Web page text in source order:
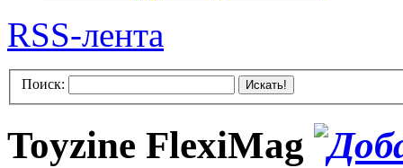
RSS-лента
Поиск: Искать!
Toyzine FlexiMag